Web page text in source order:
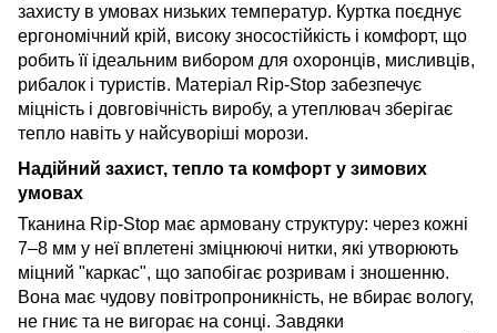
захисту в умовах низьких температур. Куртка поєднує
ергономічний крій, високу зносостійкість і комфорт, що
робить її ідеальним вибором для охоронців, мисливців,
рибалок і туристів. Матеріал Rip-Stop забезпечує
міцність і довговічність виробу, а утеплювач зберігає
тепло навіть у найсуворіші морози.
Надійний захист, тепло та комфорт у зимових
умовах
Тканина Rip-Stop має армовану структуру: через кожні
7–8 мм у неї вплетені зміцнюючі нитки, які утворюють
міцний "каркас", що запобігає розривам і зношенню.
Вона має чудову повітропроникність, не вбирає вологу,
не гниє та не вигорає на сонці. Завдяки